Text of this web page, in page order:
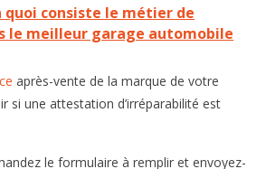
quoi consiste le métier de
le meilleur garage automobile
après-vente de la marque de votre
si une attestation d’irréparabilité est
le formulaire à remplir et envoyez-